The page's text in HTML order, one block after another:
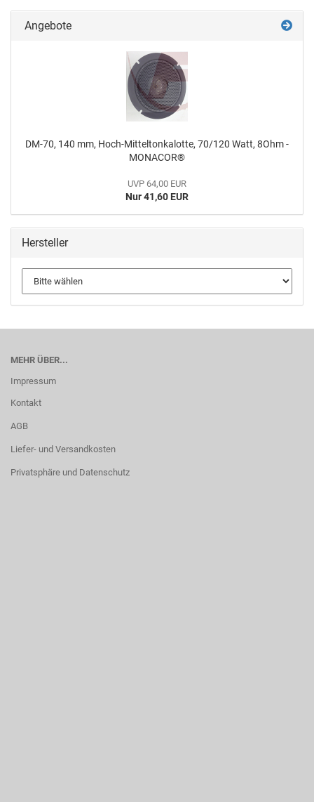
Angebote
DM-70, 140 mm, Hoch-Mitteltonkalotte, 70/120 Watt, 8Ohm -
MONACOR®
UVP 64,00 EUR
Nur 41,60 EUR
Hersteller
MEHR ÜBER...
Impressum
Kontakt
AGB
Liefer- und Versandkosten
Privatsphäre und Datenschutz